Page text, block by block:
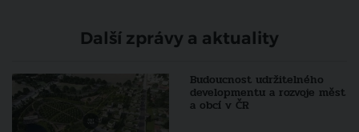
Další zprávy a aktuality
Budoucnost udržitelného
developmentu a rozvoje měst
a obcí v ČR